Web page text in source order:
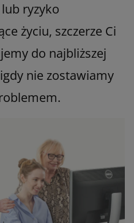
ryzyko
życiu, szczerze Ci
do najbliższej
nie zostawiamy